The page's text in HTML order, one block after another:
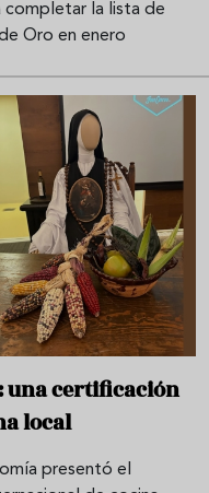
completar la lista de
Oro en enero
una certificación
local
presentó el